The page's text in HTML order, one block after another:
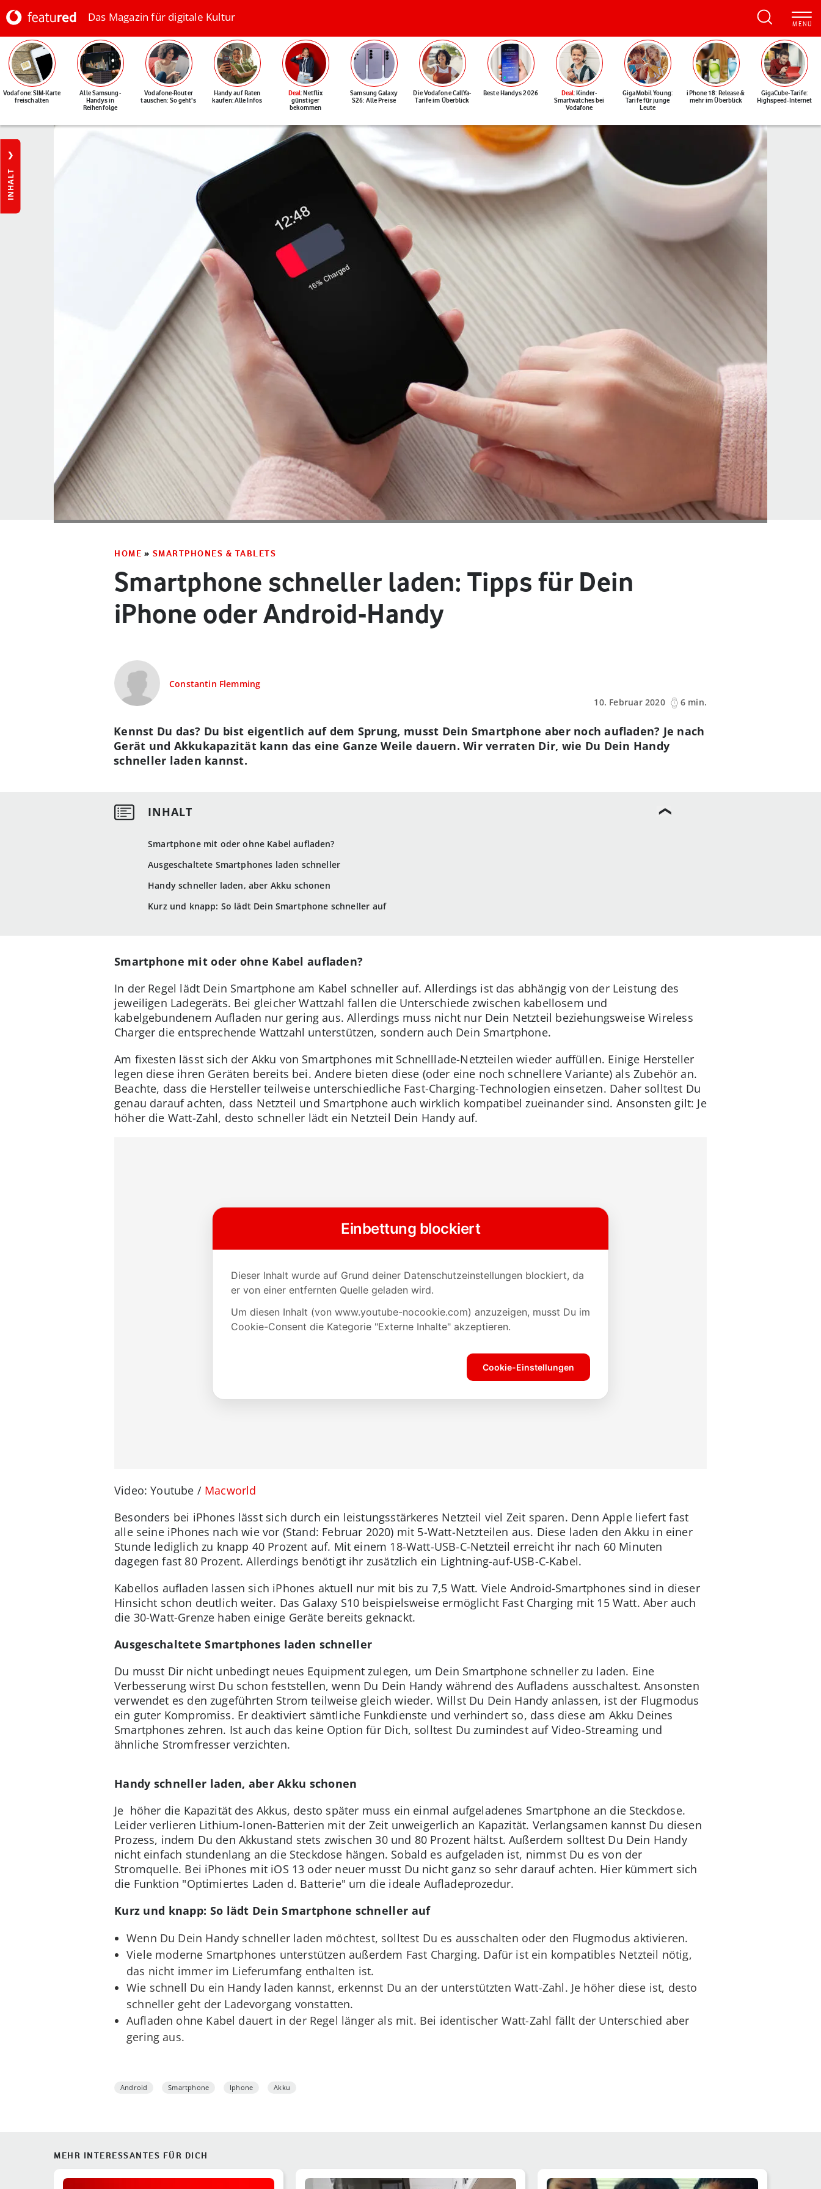
Das Magazin für digitale Kultur
Vodafone: SIM-Karte
freischalten
Alle Samsung-
Handys in
Reihenfolge
Vodafone-Router
tauschen: So geht's
Handy auf Raten
kaufen: Alle Infos
Deal: Netflix
günstiger
bekommen
Samsung Galaxy
S26: Alle Preise
Die Vodafone CallYa-
Tarife im Überblick
Beste Handys 2026 Deal: Kinder-
Smartwatches bei
Vodafone
GigaMobil Young:
Tarife für junge
Leute
iPhone 18: Release &
mehr im Überblick
GigaCube-Tarife:
Highspeed-Internet
INHALT
HOME » SMARTPHONES & TABLETS
Smartphone schneller laden: Tipps für Dein
iPhone oder Android-Handy
Constantin Flemming
10. Februar 2020
6 min.
Smartphone mit oder ohne Kabel aufladen?
Ausgeschaltete Smartphones laden schneller
Handy schneller laden, aber Akku schonen
Kurz und knapp: So lädt Dein Smartphone schneller auf
Kennst Du das? Du bist eigentlich auf dem Sprung, musst Dein Smartphone aber noch aufladen? Je nach
Gerät und Akkukapazität kann das eine Ganze Weile dauern. Wir verraten Dir, wie Du Dein Handy
schneller laden kannst.
Smartphone mit oder ohne Kabel aufladen?
In der Regel lädt Dein Smartphone am Kabel schneller auf. Allerdings ist das abhängig von der Leistung des
jeweiligen Ladegeräts. Bei gleicher Wattzahl fallen die Unterschiede zwischen kabellosem und
kabelgebundenem Aufladen nur gering aus. Allerdings muss nicht nur Dein Netzteil beziehungsweise Wireless
Charger die entsprechende Wattzahl unterstützen, sondern auch Dein Smartphone.
Am fixesten lässt sich der Akku von Smartphones mit Schnelllade-Netzteilen wieder auffüllen. Einige Hersteller
legen diese ihren Geräten bereits bei. Andere bieten diese (oder eine noch schnellere Variante) als Zubehör an.
Beachte, dass die Hersteller teilweise unterschiedliche Fast-Charging-Technologien einsetzen. Daher solltest Du
genau darauf achten, dass Netzteil und Smartphone auch wirklich kompatibel zueinander sind. Ansonsten gilt: Je
höher die Watt-Zahl, desto schneller lädt ein Netzteil Dein Handy auf.
Video: Youtube / Macworld
Besonders bei iPhones lässt sich durch ein leistungsstärkeres Netzteil viel Zeit sparen. Denn Apple liefert fast
alle seine iPhones nach wie vor (Stand: Februar 2020) mit 5-Watt-Netzteilen aus. Diese laden den Akku in einer
Stunde lediglich zu knapp 40 Prozent auf. Mit einem 18-Watt-USB-C-Netzteil erreicht ihr nach 60 Minuten
dagegen fast 80 Prozent. Allerdings benötigt ihr zusätzlich ein Lightning-auf-USB-C-Kabel.
Kabellos aufladen lassen sich iPhones aktuell nur mit bis zu 7,5 Watt. Viele Android-Smartphones sind in dieser
Hinsicht schon deutlich weiter. Das Galaxy S10 beispielsweise ermöglicht Fast Charging mit 15 Watt. Aber auch
die 30-Watt-Grenze haben einige Geräte bereits geknackt.
Ausgeschaltete Smartphones laden schneller
Du musst Dir nicht unbedingt neues Equipment zulegen, um Dein Smartphone schneller zu laden. Eine
Verbesserung wirst Du schon feststellen, wenn Du Dein Handy während des Aufladens ausschaltest. Ansonsten
verwendet es den zugeführten Strom teilweise gleich wieder. Willst Du Dein Handy anlassen, ist der Flugmodus
ein guter Kompromiss. Er deaktiviert sämtliche Funkdienste und verhindert so, dass diese am Akku Deines
Smartphones zehren. Ist auch das keine Option für Dich, solltest Du zumindest auf Video-Streaming und
ähnliche Stromfresser verzichten.
Handy schneller laden, aber Akku schonen
Je höher die Kapazität des Akkus, desto später muss ein einmal aufgeladenes Smartphone an die Steckdose.
Leider verlieren Lithium-Ionen-Batterien mit der Zeit unweigerlich an Kapazität. Verlangsamen kannst Du diesen
Prozess, indem Du den Akkustand stets zwischen 30 und 80 Prozent hältst. Außerdem solltest Du Dein Handy
nicht einfach stundenlang an die Steckdose hängen. Sobald es aufgeladen ist, nimmst Du es von der
Stromquelle. Bei iPhones mit iOS 13 oder neuer musst Du nicht ganz so sehr darauf achten. Hier kümmert sich
die Funktion "Optimiertes Laden d. Batterie" um die ideale Aufladeprozedur.
Kurz und knapp: So lädt Dein Smartphone schneller auf
Wenn Du Dein Handy schneller laden möchtest, solltest Du es ausschalten oder den Flugmodus aktivieren.
Viele moderne Smartphones unterstützen außerdem Fast Charging. Dafür ist ein kompatibles Netzteil nötig,
das nicht immer im Lieferumfang enthalten ist.
Wie schnell Du ein Handy laden kannst, erkennst Du an der unterstützten Watt-Zahl. Je höher diese ist, desto
schneller geht der Ladevorgang vonstatten.
Aufladen ohne Kabel dauert in der Regel länger als mit. Bei identischer Watt-Zahl fällt der Unterschied aber
gering aus.
Android Smartphone Iphone Akku
MEHR INTERESSANTES FÜR DICH